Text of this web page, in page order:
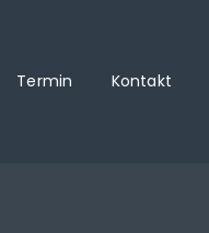
Termin Kontakt